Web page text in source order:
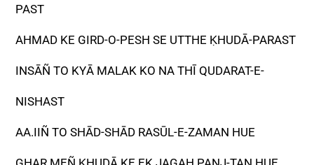
PAST
AHMAD KE GIRD-O-PESH SE UTTHE ḲHUDĀ-PARAST
INSĀÑ TO KYĀ MALAK KO NA THĪ QUDARAT-E-
NISHAST
AA.IIÑ TO SHĀD-SHĀD RASŪL-E-ZAMAN HUE